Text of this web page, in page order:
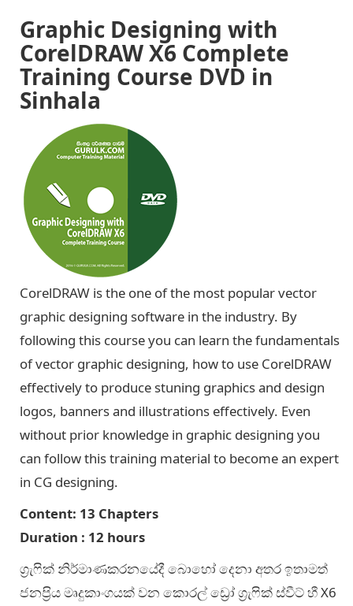
Graphic Designing with
CorelDRAW X6 Complete
Training Course DVD in
Sinhala
CorelDRAW is the one of the most popular vector
graphic designing software in the industry. By
following this course you can learn the fundamentals
of vector graphic designing, how to use CorelDRAW
effectively to produce stuning graphics and design
logos, banners and illustrations effectively. Even
without prior knowledge in graphic designing you
can follow this training material to become an expert
in CG designing.
Content: 13 Chapters
Duration : 12 hours
ග‍්‍රැෆික් නිර්මාණකරනයේදී බොහෝ දෙනා අතර ඉතාමත්
ජනප‍්‍රිය මෘදුකාංගයක් වන කොරල් ඩ්‍රෝ ග‍්‍රැෆික් ස්වීට් හී X6